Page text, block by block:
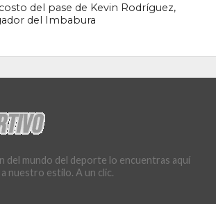
del pase de Kevin Rodríguez,
del Imbabura
del mundo del deporte lo encuentras aquí
nuestro estilo. A un clic.